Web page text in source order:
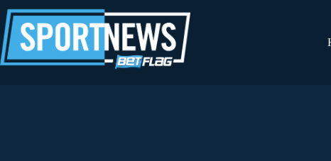
al
contenuto